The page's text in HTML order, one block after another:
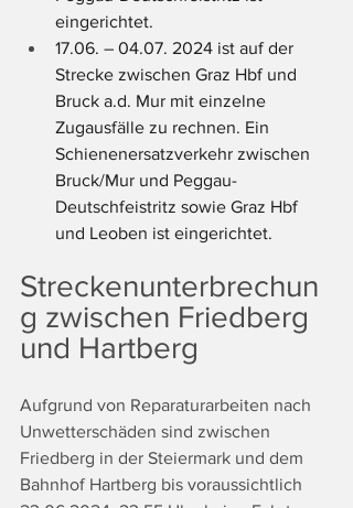
eingerichtet.
17.06. – 04.07. 2024 ist auf der
Strecke zwischen Graz Hbf und
Bruck a.d. Mur mit einzelne
Zugausfälle zu rechnen. Ein
Schienenersatzverkehr zwischen
Bruck/Mur und Peggau-
Deutschfeistritz sowie Graz Hbf
und Leoben ist eingerichtet.
Streckenunterbrechun
g zwischen Friedberg
und Hartberg
Aufgrund von Reparaturarbeiten nach
Unwetterschäden sind zwischen
Friedberg in der Steiermark und dem
Bahnhof Hartberg bis voraussichtlich